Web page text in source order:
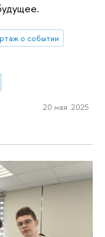
о событии
20 мая 2025